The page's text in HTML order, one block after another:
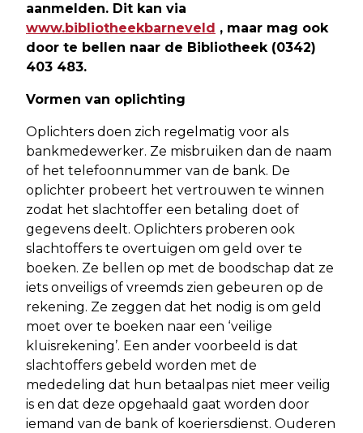
aanmelden. Dit kan via
www.bibliotheekbarneveld , maar mag ook
door te bellen naar de Bibliotheek (0342)
403 483.
Vormen van oplichting
Oplichters doen zich regelmatig voor als
bankmedewerker. Ze misbruiken dan de naam
of het telefoonnummer van de bank. De
oplichter probeert het vertrouwen te winnen
zodat het slachtoffer een betaling doet of
gegevens deelt. Oplichters proberen ook
slachtoffers te overtuigen om geld over te
boeken. Ze bellen op met de boodschap dat ze
iets onveiligs of vreemds zien gebeuren op de
rekening. Ze zeggen dat het nodig is om geld
moet over te boeken naar een ‘veilige
kluisrekening’. Een ander voorbeeld is dat
slachtoffers gebeld worden met de
mededeling dat hun betaalpas niet meer veilig
is en dat deze opgehaald gaat worden door
iemand van de bank of koeriersdienst. Ouderen